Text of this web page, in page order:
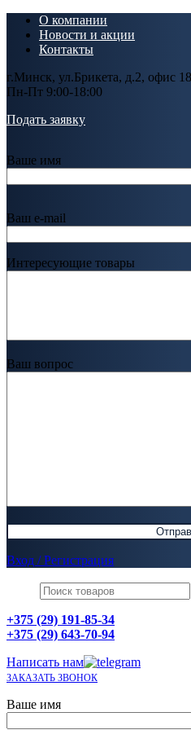
О компании
Новости и акции
Контакты
г.Минск, ул.Брикета, д.2, офис 18
Пн-Пт 9:00-18:00
Подать заявку
Ваше имя
Ваш e-mail
Интересующие товары
Ваш вопрос
Вход / Регистрация
+375 (29) 191-85-34
+375 (29) 643-70-94
Написать нам
ЗАКАЗАТЬ ЗВОНОК
Ваше имя